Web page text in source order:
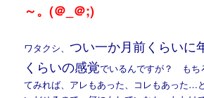
～。(＠_＠;)
ワタクシ、つい一か月前くらいに
くらいの感覚でいるんですが？ もち
てみれば、アレもあった、コレもあった…